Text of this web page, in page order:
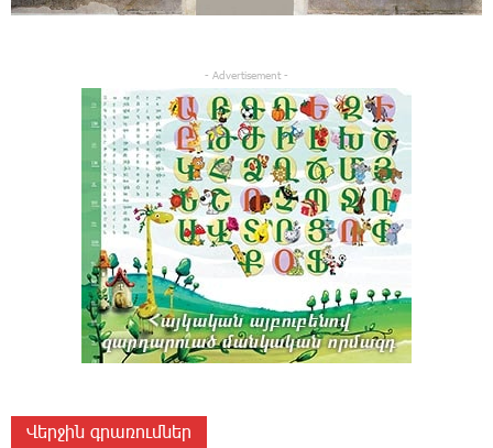
- Advertisement -
Վերջին գրառումներ